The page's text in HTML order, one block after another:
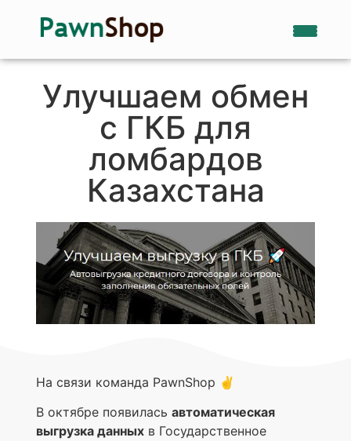
Улучшаем обмен
с ГКБ для
ломбардов
Казахстана
На связи команда PawnShop ✌️
В октябре появилась автоматическая
выгрузка данныхв Государственное